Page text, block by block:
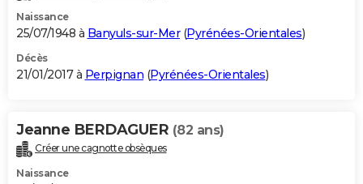
Naissance
25/07/1948 à Banyuls-sur-Mer(Pyrénées-Orientales)
Décès
21/01/2017 à Perpignan (Pyrénées-Orientales)
Jeanne BERDAGUER (82 ans)
Créer une cagnotte obsèques
Naissance